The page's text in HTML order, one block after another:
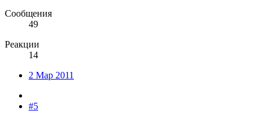
Сообщения
49
Реакции
14
2 Мар 2011
#5